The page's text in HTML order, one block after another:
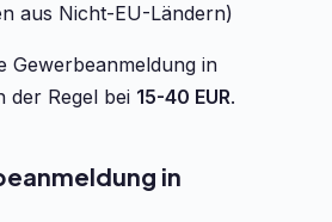
aus Nicht-EU-Ländern)
Gewerbeanmeldung in
der Regel bei 15-40 EUR.
in